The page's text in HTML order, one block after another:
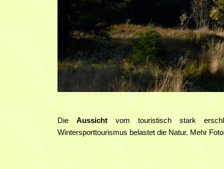
Die Aussicht vom touristisch stark
Wintersporttourismus belastet die Natur. Mehr